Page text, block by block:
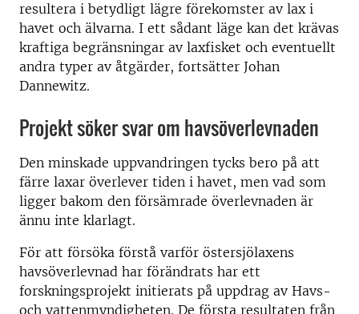
resultera i betydligt lägre förekomster av lax i
havet och älvarna. I ett sådant läge kan det krävas
kraftiga begränsningar av laxfisket och eventuellt
andra typer av åtgärder, fortsätter Johan
Dannewitz.
Projekt söker svar om havsöverlevnaden
Den minskade uppvandringen tycks bero på att
färre laxar överlever tiden i havet, men vad som
ligger bakom den försämrade överlevnaden är
ännu inte klarlagt.
För att försöka förstå varför östersjölaxens
havsöverlevnad har förändrats har ett
forskningsprojekt initierats på uppdrag av Havs-
och vattenmyndigheten. De första resultaten från